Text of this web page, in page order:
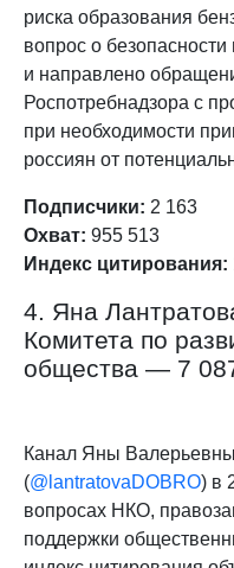
риска образования
вопрос о
и направлено
Роспотребнадзора с
при необходимости
россиян от
Подписчики: 2 163
Охват: 955 513
Индекс цитирования:
4. Яна
Комитета по
общества — 7
Канал Яны
(@lantratovaDOBRO) в
вопросах НКО,
поддержки